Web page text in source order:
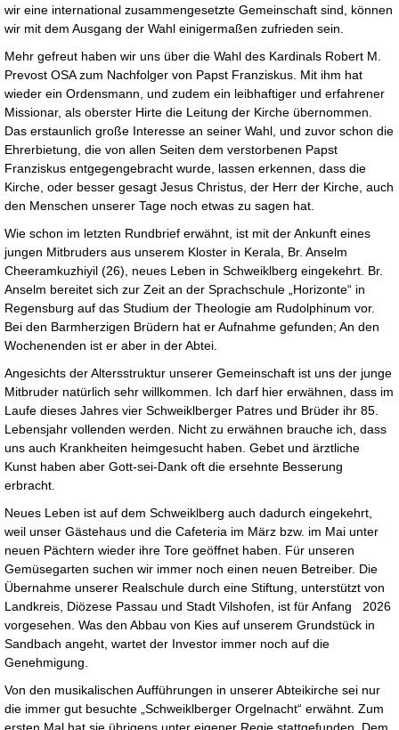
wir eine international zusammengesetzte Gemeinschaft sind, können
wir mit dem Ausgang der Wahl einigermaßen zufrieden sein.
Mehr gefreut haben wir uns über die Wahl des Kardinals Robert M.
Prevost OSA zum Nachfolger von Papst Franziskus. Mit ihm hat
wieder ein Ordensmann, und zudem ein leibhaftiger und erfahrener
Missionar, als oberster Hirte die Leitung der Kirche übernommen.
Das erstaunlich große Interesse an seiner Wahl, und zuvor schon die
Ehrerbietung, die von allen Seiten dem verstorbenen Papst
Franziskus entgegengebracht wurde, lassen erkennen, dass die
Kirche, oder besser gesagt Jesus Christus, der Herr der Kirche, auch
den Menschen unserer Tage noch etwas zu sagen hat.
Wie schon im letzten Rundbrief erwähnt, ist mit der Ankunft eines
jungen Mitbruders aus unserem Kloster in Kerala, Br. Anselm
Cheeramkuzhiyil (26), neues Leben in Schweiklberg eingekehrt. Br.
Anselm bereitet sich zur Zeit an der Sprachschule „Horizonte“ in
Regensburg auf das Studium der Theologie am Rudolphinum vor.
Bei den Barmherzigen Brüdern hat er Aufnahme gefunden; An den
Wochenenden ist er aber in der Abtei.
Angesichts der Altersstruktur unserer Gemeinschaft ist uns der junge
Mitbruder natürlich sehr willkommen. Ich darf hier erwähnen, dass im
Laufe dieses Jahres vier Schweiklberger Patres und Brüder ihr 85.
Lebensjahr vollenden werden. Nicht zu erwähnen brauche ich, dass
uns auch Krankheiten heimgesucht haben. Gebet und ärztliche
Kunst haben aber Gott-sei-Dank oft die ersehnte Besserung
erbracht.
Neues Leben ist auf dem Schweiklberg auch dadurch eingekehrt,
weil unser Gästehaus und die Cafeteria im März bzw. im Mai unter
neuen Pächtern wieder ihre Tore geöffnet haben. Für unseren
Gemüsegarten suchen wir immer noch einen neuen Betreiber. Die
Übernahme unserer Realschule durch eine Stiftung, unterstützt von
Landkreis, Diözese Passau und Stadt Vilshofen, ist für Anfang 2026
vorgesehen. Was den Abbau von Kies auf unserem Grundstück in
Sandbach angeht, wartet der Investor immer noch auf die
Genehmigung.
Von den musikalischen Aufführungen in unserer Abteikirche sei nur
die immer gut besuchte „Schweiklberger Orgelnacht“ erwähnt. Zum